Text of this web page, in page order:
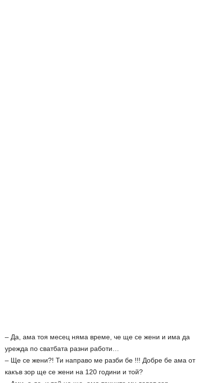
– Да, ама тоя месец няма време, че ще се жени и има да
урежда по сватбата разни работи…
– Ще се жени?! Ти направо ме разби бе !!! Добре бе ама от
какъв зор ще се жени на 120 години и той?